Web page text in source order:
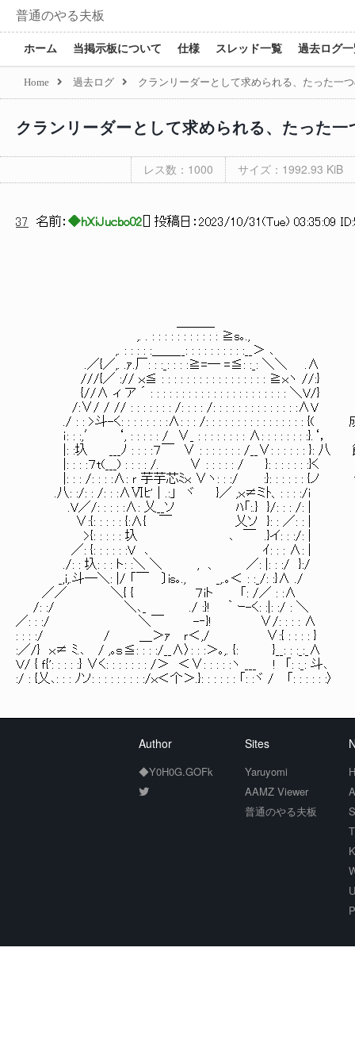
普通のやる夫板
ホーム 当掲示板について 仕様 スレッド一覧 過去ログ
Home 過去ログ クランリーダーとして求められる、たった一
クランリーダーとして求められる、たった一
レス数：1000 サイズ：1992.93 KiB
37 名前： ◆hXiJucbo02 ] 投稿日： 2023/10/31(Tue) 03:35:09
,. . : : : : : : : : : : : ≧s｡.,
,. : : : : :＿＿__: : : : : : : : : :__＞ ､
.／{／,. .ｧ.厂: : :_: : : :≧=― =≦: :_: ＼＼ .∧
///{／ :// ｘ≦ : : : : : : : : : : : : : : : : : ≧ｘヽ //:}
{//∧ ィ ア ´ : : : : : : : : : : : : : : : : : : : : : : ＼V/}
/:∨/ / // : : : : : : : /: : : : /: : : : : : : : : : : : : :∧V
./ : : >斗-く: : : : : : : :∧: : : /: : : : : : : : : : : : : : : : {( 成長
ｉ: : :,′ ‘, : : : : : / ∨_ : : : : : : : : ∧: : : : : : : :}.‘，
|: :圦 ___ﾉ : : : :７￣ ∨ : : : : : : : /__∨: : : : : : }: 八 餌を
|: : : :７t(___) : : : : /. ∨ : : : : : / }: : : : : : :}く
|: : : /: : : :∧: ｒ 芋芋芯ﾐｘ ∨ヽ: : :/ :}: : : : : : {ノ それ
.八: :/: : /: : :∧Ⅵﾋ'｜.:」 ヾ }／ ,ｘ≠ミﾄ、: : : :/i
.V／/: : : : :∧: 乂__ソ ﾊ「:.} }/: : : /: |
∨:{: : : : : {:∧{ ￣ 乂ソ }: : ／: : |
>{: : : : : 圦 ､ ￣ .}イ: : :/: |
／: {: : : : : :V ､ ｲ: : : ∧: |
./: : 圦: : : ト: :＼ ＼ , 、 ／: |: : :/ }:/
_,i,.斗―＼: |/ 「￣ 〕is｡., _,.｡＜ : :_/: :}∧ ./
／／ ＼{ { ７iト 「: /／ : :∧
/: :/ ＼､_ ./ :}! ｀ ｰ-く: :|: :/ : ＼
／: : :/ ＼￣ -‐}! ∨/: : : : ∧
: : : :/ / ＿＞ｧ ｒ＜,/ ∨:{ : : : : }
:／/} ｘ≠ ﾐ.､ / ,｡ｓ≦: : : :/__∧〉: : :＞｡,. {: }__: : :_:_∧
Ｖ/ { ｆ{': : : : :} ∨く: : : : : : : /＞ ＜∨: : : : :ヽ ___ ! 「: :_: 斗､
:/ : {乂､: : : ﾉソ: : : : : : : : :/ｘ＜个＞.}: : : : : : 「: :ヾ / 「: : : : : :〉
Author
◆Y0H0G.GOFk
Sites
Yaruyomi
AAMZ Viewer
普通のやる夫板